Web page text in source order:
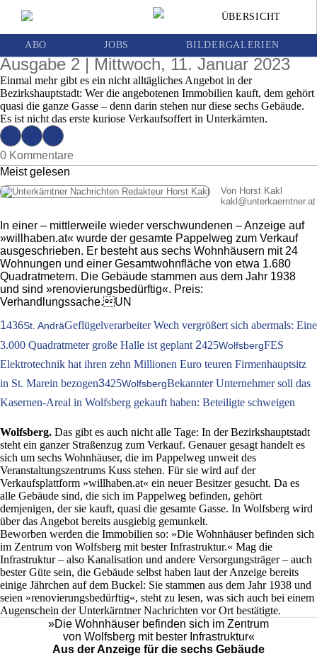
ÜBERSICHT
ABO JOBS BILDERGALERIEN
In Wolfsberg steht ganzer Straßenzug zum
neuen Besitzer
Ausgabe 2 | Mittwoch, 11. Januar 2023
Einmal mehr gibt es ein nicht alltägliches Angebot in der
Bezirkshauptstadt: Wer die angebotenen Immobilien kauft, dem gehört
quasi die ganze Gasse – denn darin stehen nur diese sechs Gebäude.
Es ist nicht das erste kuriose Verkaufsoffert in Unterkärnten.
0 Kommentare
Meist gelesen
Von Horst Kakl
kakl @unterkaerntner.at
In einer – mittlerweile wieder verschwundenen – Anzeige auf
»willhaben.at« wurde der gesamte Pappelweg zum Verkauf
ausgeschrieben. Er besteht aus sechs Wohnhäusern mit 24
Wohnungen und einer Gesamtwohnfläche von etwa 1.680
Quadratmetern. Die Gebäude stammen aus dem Jahr 1938
und sind »renovierungsbedürftig«. Preis:
Verhandlungssache.UN
1436St. AndräGeflügelverarbeiter Wech vergrößert sich abermals: Eine
3.000 Quadratmeter große Halle ist geplant 2425WolfsbergFES
Elektrotechnik hat ihren zehn Millionen Euro teuren Firmenhauptsitz
in St. Marein bezogen3425WolfsbergBekannter Unternehmer soll das
Kasernen-Areal in Wolfsberg gekauft haben: Beteiligte schweigen
Wolfsberg. Das gibt es auch nicht alle Tage: In der Bezirkshauptstadt
steht ein ganzer Straßenzug zum Verkauf. Genauer gesagt handelt es
sich um sechs Wohnhäuser, die im Pappelweg unweit des
Veranstaltungszentrums Kuss stehen. Für sie wird auf der
Verkaufsplattform »willhaben.at« ein neuer Besitzer gesucht. Da es
alle Gebäude sind, die sich im Pappelweg befinden, gehört
demjenigen, der sie kauft, quasi die gesamte Gasse. In Wolfsberg wird
über das Angebot bereits ausgiebig gemunkelt.
Beworben werden die Immobilien so: »Die Wohnhäuser befinden sich
im Zentrum von Wolfsberg mit bester Infrastruktur.« Mag die
Infrastruktur – also Kanalisation und andere Versorgungsträger – auch
bester Güte sein, die Gebäude selbst haben laut der Anzeige bereits
einige Jährchen auf dem Buckel: Sie stammen aus dem Jahr 1938 und
seien »renovierungsbedürftig«, steht zu lesen, was sich auch bei einem
Augenschein der Unterkärntner Nachrichten vor Ort bestätigte.
»Die Wohnhäuser befinden sich im Zentrum
von Wolfsberg mit bester Infrastruktur«
Aus der Anzeige für die sechs Gebäude